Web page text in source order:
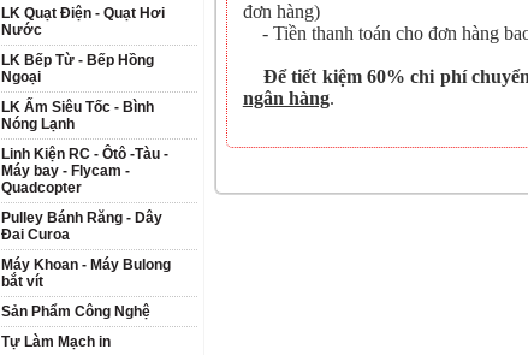
đơn hàng)
- Tiền thanh toán cho đơn hàng
Để tiết kiệm 60% chi phí
ngân hàng.
LK Quạt Điện - Quạt Hơi
Nước
LK Bếp Từ - Bếp Hồng
Ngoại
LK Ấm Siêu Tốc - Bình
Nóng Lạnh
Linh Kiện RC - Ôtô -Tàu -
Máy bay - Flycam -
Quadcopter
Pulley Bánh Răng - Dây
Đai Curoa
Máy Khoan - Máy Bulong
bắt vít
Sản Phẩm Công Nghệ
Tự Làm Mạch in